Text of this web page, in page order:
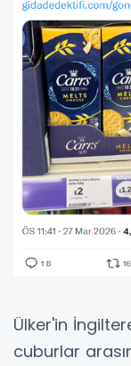
Ülker'in
cuburlar